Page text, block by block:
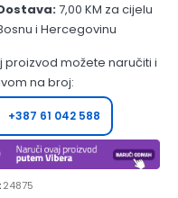
7,00 KM za cijelu
i Hercegovinu
proizvod možete naručiti i
na broj:
+387 61 042 588
24875